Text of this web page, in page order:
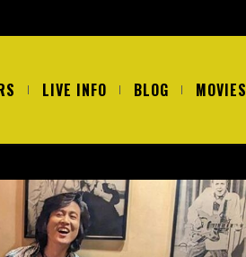
LIVE INFO BLOG MOVIES